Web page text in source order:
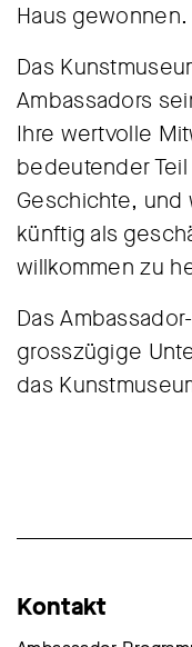
Haus gewonnen.
Das
Ambassadors
Ihre wertvolle
bedeutender
Geschichte, und
künftig als
willkommen zu
Das
grosszügige
das
Kontakt